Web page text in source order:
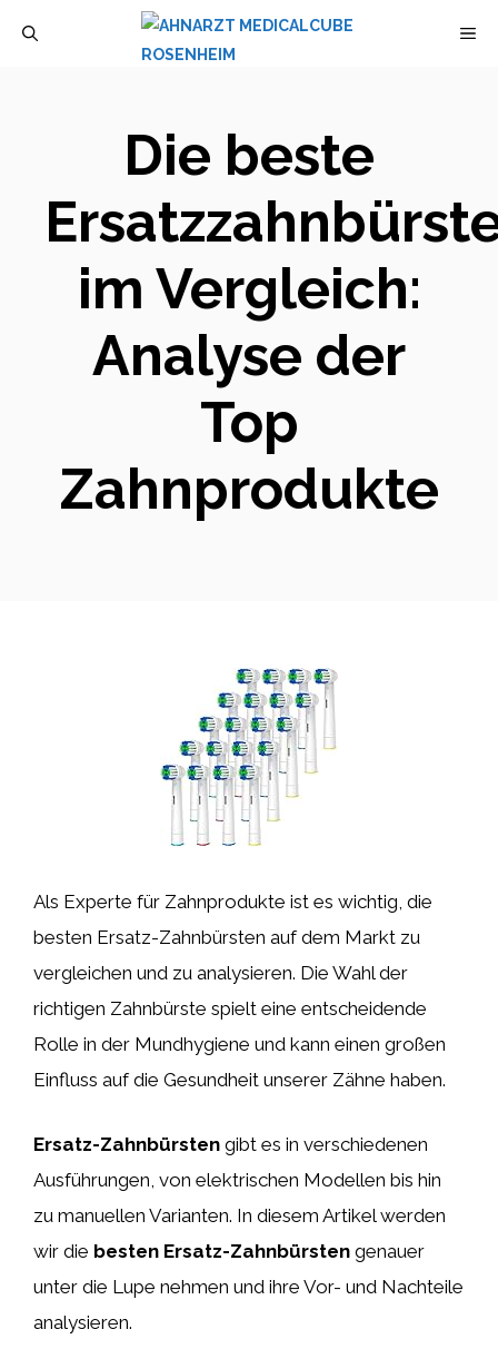
Die beste
im Vergleich:
Analyse der
Top
Zahnprodukte
Als Experte für Zahnprodukte ist es wichtig, die
besten Ersatz-Zahnbürsten auf dem Markt zu
vergleichen und zu analysieren. Die Wahl der
richtigen Zahnbürste spielt eine entscheidende
Rolle in der Mundhygiene und kann einen großen
Einfluss auf die Gesundheit unserer Zähne haben.
Ersatz-Zahnbürsten gibt es in verschiedenen
Ausführungen, von elektrischen Modellen bis hin
zu manuellen Varianten. In diesem Artikel werden
wir die besten Ersatz-Zahnbürsten genauer
unter die Lupe nehmen und ihre Vor- und Nachteile
analysieren.